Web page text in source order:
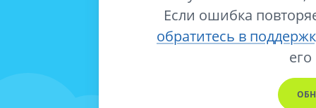
Если ошибка
обратитесь в
его